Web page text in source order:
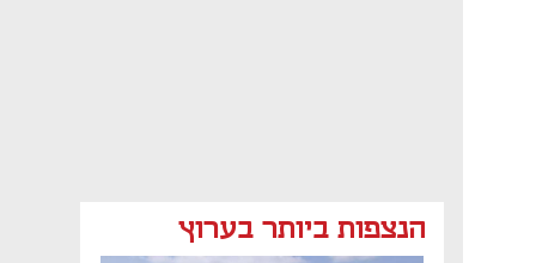
הנצפות ביותר בערוץ